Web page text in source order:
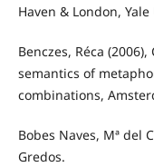
Haven & London,
Benczes, Réca
semantics of
combinations,
Bobes Naves, Mª del
Gredos.